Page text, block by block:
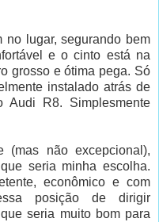
no lugar, segurando bem
e o cinto está na
grosso e ótima pega. Só
instalado atrás de
Audi R8. Simplesmente
(mas não excepcional),
seria minha escolha.
econômico e com
posição de dirigir
seria muito bom para